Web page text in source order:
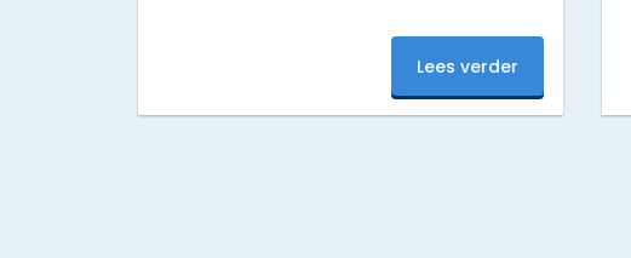
Sloep Huren Utrecht nemen we je graag mee
in een aangepaste vorm. Of je nu gaat voor
een vaartocht over de Kromme Rijn of een
Lees verder